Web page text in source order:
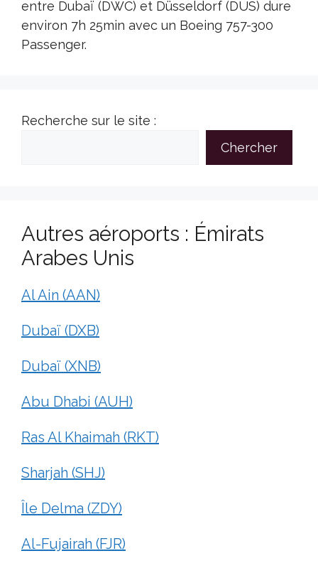
entre Dubaï (DWC) et Düsseldorf (DUS) dure
environ 7h 25min avec un Boeing 757-300
Passenger.
Recherche sur le site :
Chercher
Autres aéroports : Émirats
Arabes Unis
Al Ain (AAN)
Dubaï (DXB)
Dubaï (XNB)
Abu Dhabi (AUH)
Ras Al Khaimah (RKT)
Sharjah (SHJ)
Île Delma (ZDY)
Al-Fujairah (FJR)